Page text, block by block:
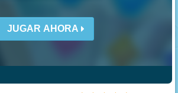
JUGAR AHORA